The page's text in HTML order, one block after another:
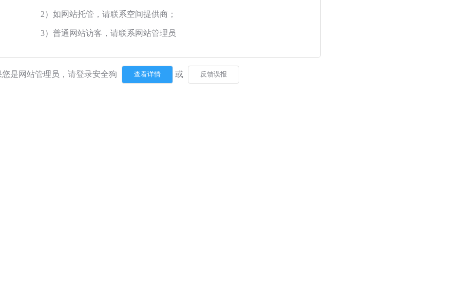
2）如网站托管，请联系空间提供商；
3）普通网站访客，请联系网站管理员
您是网站管理员，请登录安全狗 或